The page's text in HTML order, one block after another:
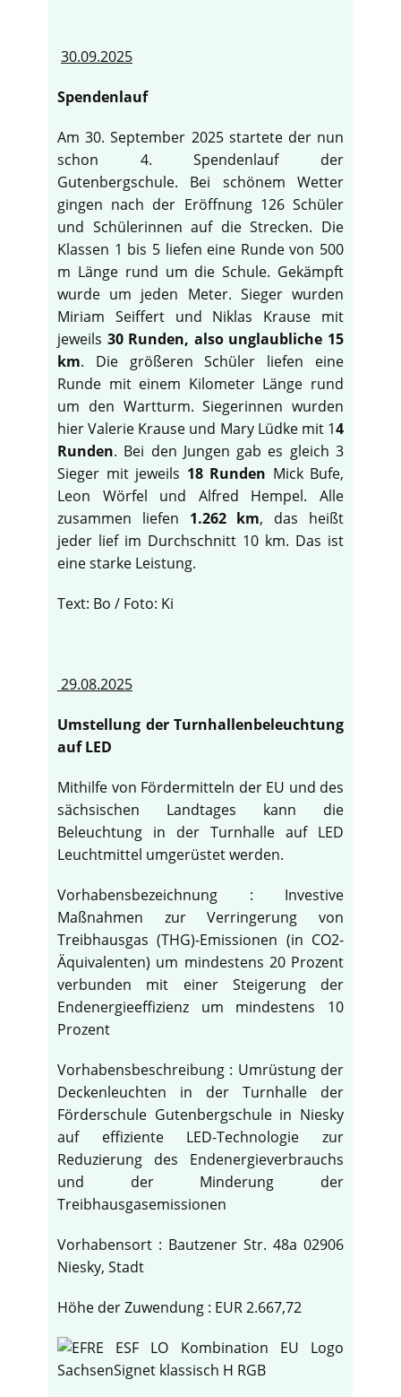
30.09.2025
Spendenlauf
Am 30. September 2025 startete der nun
schon 4. Spendenlauf der
Gutenbergschule. Bei schönem Wetter
gingen nach der Eröffnung 126 Schüler
und Schülerinnen auf die Strecken. Die
Klassen 1 bis 5 liefen eine Runde von 500
m Länge rund um die Schule. Gekämpft
wurde um jeden Meter. Sieger wurden
Miriam Seiffert und Niklas Krause mit
jeweils 30 Runden, also unglaubliche 15
km. Die größeren Schüler liefen eine
Runde mit einem Kilometer Länge rund
um den Wartturm. Siegerinnen wurden
hier Valerie Krause und Mary Lüdke mit 14
Runden. Bei den Jungen gab es gleich 3
Sieger mit jeweils 18 Runden Mick Bufe,
Leon Wörfel und Alfred Hempel. Alle
zusammen liefen 1.262 km, das heißt
jeder lief im Durchschnitt 10 km. Das ist
eine starke Leistung.
Text: Bo / Foto: Ki
29.08.2025
Umstellung der Turnhallenbeleuchtung
auf LED
Mithilfe von Fördermitteln der EU und des
sächsischen Landtages kann die
Beleuchtung in der Turnhalle auf LED
Leuchtmittel umgerüstet werden.
Vorhabensbezeichnung : Investive
Maßnahmen zur Verringerung von
Treibhausgas (THG)-Emissionen (in CO2-
Äquivalenten) um mindestens 20 Prozent
verbunden mit einer Steigerung der
Endenergieeffizienz um mindestens 10
Prozent
Vorhabensbeschreibung : Umrüstung der
Deckenleuchten in der Turnhalle der
Förderschule Gutenbergschule in Niesky
auf effiziente LED-Technologie zur
Reduzierung des Endenergieverbrauchs
und der Minderung der
Treibhausgasemissionen
Vorhabensort : Bautzener Str. 48a 02906
Niesky, Stadt
Höhe der Zuwendung : EUR 2.667,72